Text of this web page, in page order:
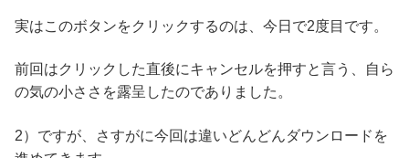
実はこのボタンをクリックするのは、今日で2度目です。
前回はクリックした直後にキャンセルを押すと言う、自ら
の気の小ささを露呈したのでありました。
2）ですが、さすがに今回は違いどんどんダウンロードを